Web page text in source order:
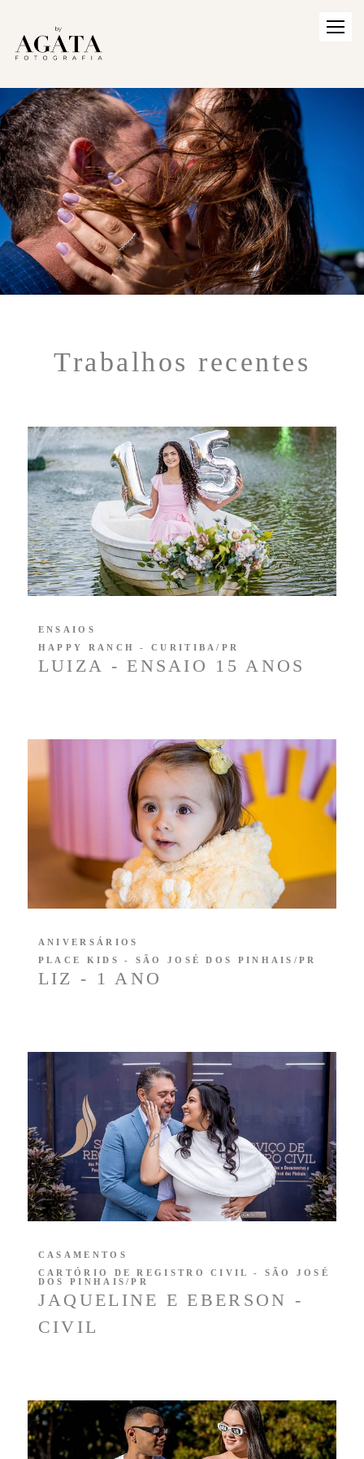
Trabalhos recentes
LUIZA - ENSAIO 15 ANOS
ENSAIOS
HAPPY RANCH - CURITIBA/PR
LIZ - 1 ANO
ANIVERSÁRIOS
PLACE KIDS - SÃO JOSÉ DOS PINHAIS/PR
JAQUELINE E EBERSON -
CIVIL
CASAMENTOS
CARTÓRIO DE REGISTRO CIVIL - SÃO JOSÉ
DOS PINHAIS/PR